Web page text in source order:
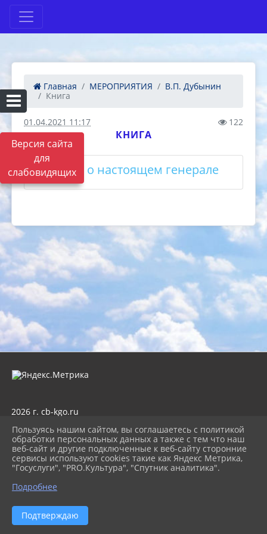
Версия сайта
для
слабовидящих
Главная МЕРОПРИЯТИЯ
В.П. Дубынин
Книга
01.04.2021 11:17 122
КНИГА
Повесть о настоящем генерале
2026 г. cb-kgo.ru
Карта сайта
Политика обработки персональных данных
Сделано на KubCMS
Разработка и поддержка
Пользуясь нашим сайтом, вы соглашаетесь с политикой
обработки персональных данных а также с тем что наш
веб-сайт и другие подключенные к веб-сайту сторонние
сервисы используют cookies такие как Яндекс Метрика,
"Госуслуги", "PRO.Культура", "Спутник аналитика".
Подробнее
Подтверждаю